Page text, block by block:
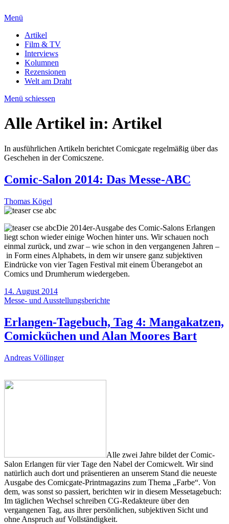
Menü
Artikel
Film & TV
Interviews
Kolumnen
Rezensionen
Welt am Draht
Menü schiessen
Alle Artikel in: Artikel
In ausführlichen Artikeln berichtet Comicgate regelmäßig über das
Geschehen in der Comicszene.
Comic-Salon 2014: Das Messe-ABC
Thomas Kögel
Die 2014er-Ausgabe des Comic-Salons Erlangen
liegt schon wieder einige Wochen hinter uns. Wir schauen noch
einmal zurück, und zwar – wie schon in den vergangenen Jahren –
in Form eines Alphabets, in dem wir unsere ganz subjektiven
Eindrücke von vier Tagen Festival mit einem Überangebot an
Comics und Drumherum wiedergeben.
14. August 2014
Messe- und Ausstellungsberichte
Erlangen-Tagebuch, Tag 4: Mangakatzen,
Comicküchen und Alan Moores Bart
Andreas Völlinger
Alle zwei Jahre bildet der Comic-
Salon Erlangen für vier Tage den Nabel der Comicwelt. Wir sind
natürlich auch dort und präsentieren an unserem Stand die neueste
Ausgabe des Comicgate-Printmagazins zum Thema „Farbe“. Von
dem, was sonst so passiert, berichten wir in diesem Messetagebuch:
Im täglichen Wechsel schreiben CG-Redakteure über den
vergangenen Tag, aus ihrer persönlichen, subjektiven Sicht und
ohne Anspruch auf Vollständigkeit.